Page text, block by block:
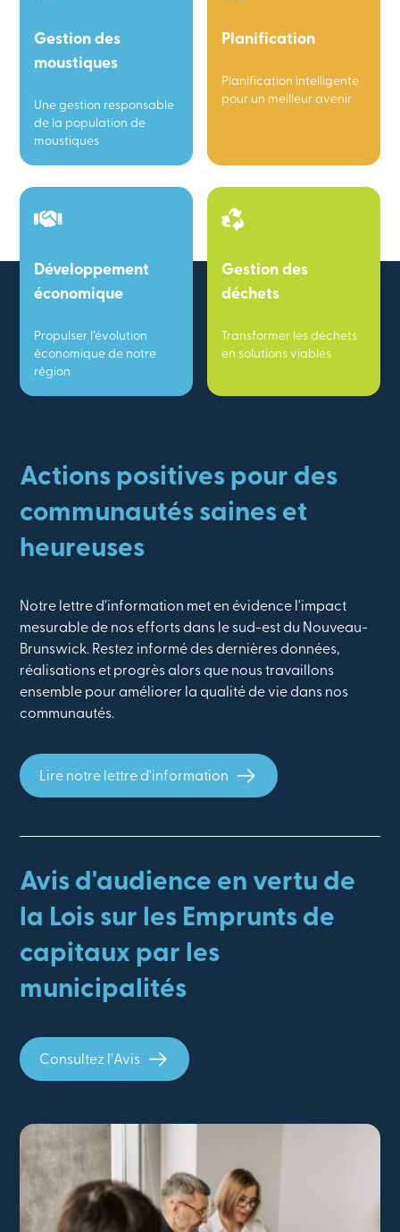
Gestion des
moustiques
Une gestion responsable
de la population de
moustiques
Planification
Planification intelligente
pour un meilleur avenir
Développement
économique
Propulser l’évolution
économique de notre
région
Gestion des
déchets
Transformer les déchets
en solutions viables
Actions positives pour des
communautés saines et
heureuses
Notre lettre d'information met en évidence l'impact
mesurable de nos efforts dans le sud-est du Nouveau-
Brunswick. Restez informé des dernières données,
réalisations et progrès alors que nous travaillons
ensemble pour améliorer la qualité de vie dans nos
communautés.
Lire notre lettre d'information
Avis d'audience en vertu de
la Lois sur les Emprunts de
capitaux par les
municipalités
Consultez l'Avis